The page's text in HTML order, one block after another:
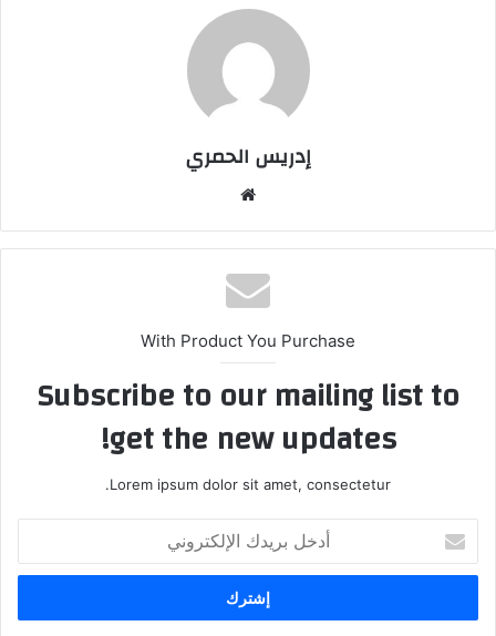
إدريس الحمري
الوي
ب
With Product You Purchase
Subscribe to our mailing list to
get the new updates!
Lorem ipsum dolor sit amet, consectetur.
خ
ب